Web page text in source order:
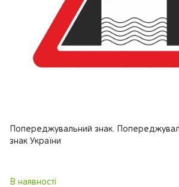
Попереджувальний знак.
знак України
В наявності